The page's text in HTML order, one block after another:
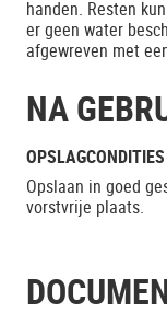
handen. Resten
er geen water
afgewreven met
NA
OPSLAGCONDITIES
Opslaan in goed
vorstvrije plaats.